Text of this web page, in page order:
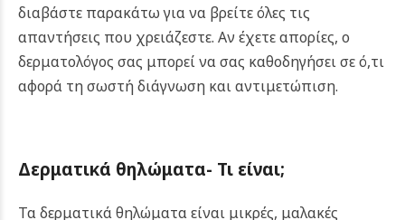
διαβάστε παρακάτω για να βρείτε όλες τις
απαντήσεις που χρειάζεστε. Αν έχετε απορίες, ο
δερματολόγος σας μπορεί να σας καθοδηγήσει σε ό,τι
αφορά τη σωστή διάγνωση και αντιμετώπιση.
Δερματικά θηλώματα- Τι είναι;
Τα δερματικά θηλώματα είναι μικρές, μαλακές